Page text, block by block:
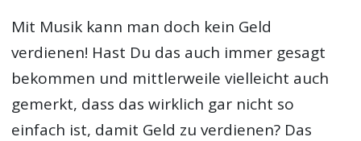
Mit Musik kann man doch kein Geld
verdienen! Hast Du das auch immer gesagt
bekommen und mittlerweile vielleicht auch
gemerkt, dass das wirklich gar nicht so
einfach ist, damit Geld zu verdienen? Das